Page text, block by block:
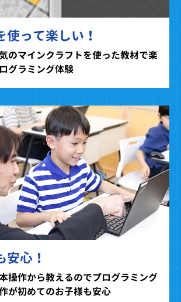
使って楽しい！
のマインクラフトを使った教材で楽
グラミング体験
安心！
操作から教えるのでプログラミング
が初めてのお子様も安心